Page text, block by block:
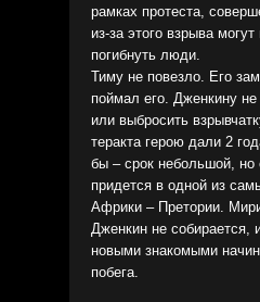
рамках протеста,
из-за этого взрыва
погибнуть люди.
Тиму не повезло. Его
поймал его. Дженкину
или выбросить
теракта герою дали 2
бы – срок небольшой, но
придется в одной из
Африки – Претории.
Дженкин не собирается,
новыми знакомыми
побега.